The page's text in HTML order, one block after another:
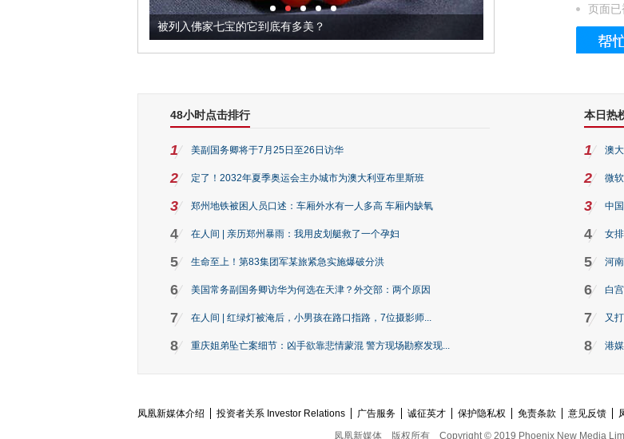
被列入佛家七宝的它到底有多美？ 这个3.2米的长卷，还原了
页面已
48小时点击排行
1 美副国务卿将于7月25日至26日访华
2 定了！2032年夏季奥运会主办城市为澳大利亚布里斯班
3 郑州地铁被困人员口述：车厢外水有一人多高 车厢内缺氧
4 在人间 | 亲历郑州暴雨：我用皮划艇救了一个孕妇
5 生命至上！第83集团军某旅紧急实施爆破分洪
6 美国常务副国务卿访华为何选在天津？外交部：两个原因
7 在人间 | 红绿灯被淹后，小男孩在路口指路，7位摄影师...
8 重庆姐弟坠亡案细节：凶手欲靠悲情蒙混 警方现场勘察发现...
本日热
1 澳
2 微
3 中
4 女
5 河
6 白
7 又
8 港
凤凰新媒体介绍 投资者关系 Investor Relations 广告服务 诚征英才 保护隐私权 免责条款 意见反馈
凤凰新媒体
版权所有 Copyright © 2019 Phoenix New Media